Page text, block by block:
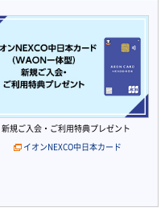
新規ご入会・ご利用特典プレゼント
イオンNEXCO中日本カード